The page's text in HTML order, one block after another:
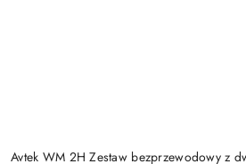
Avtek WM 2H Zestaw bezprzewodowy z